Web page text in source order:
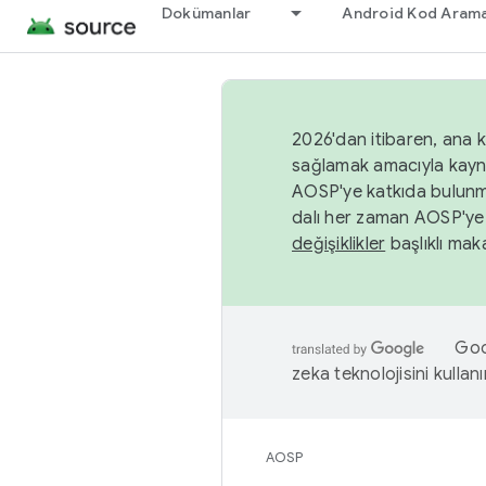
Dokümanlar Android Kod
2026'dan itibaren, ana
sağlamak amacıyla
AOSP'ye katkıda
dalı her zaman
değişiklikler başlıklı
zeka teknolojisini
AOSP